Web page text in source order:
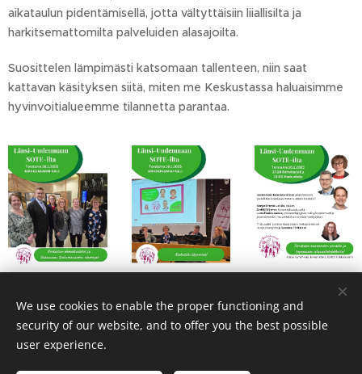
aikataulun pidentämisellä, jotta vältyttäisiin liiallisilta ja
harkitsemattomilta palveluiden alasajoilta.
Suosittelen lämpimästi katsomaan tallenteen, niin saat
kattavan käsityksen siitä, miten me Keskustassa haluaisimme
hyvinvoitialueemme tilannetta parantaa.
Share
We use cookies to enable the proper functioning and
security of our website, and to offer you the best possible
user experience.